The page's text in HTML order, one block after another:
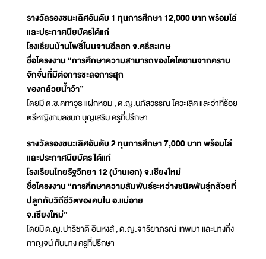
รางวัลรองชนะเลิศอันดับ 1 ทุนการศึกษา 12,000 บาท พร้อมโล่
และประกาศนียบัตรได้แก่
โรงเรียนบ้านโพธิ์โนนจานอีลอก จ.ศรีสะเกษ
ชื่อโครงงาน “การศึกษาความสามารถของไคโตซานจากคราบ
จักจั่นที่มีต่อการชะลอการสุก
ของกล้วยน้ำว้า”
โดยมี ด.ช.คทาวุธ แฝกหอม , ด.ญ.นภัสวรรณ โควะเลิศ และว่าที่ร้อย
ตรีหญิงกมลชนก บุญเสริม ครูที่ปรึกษา
รางวัลรองชนะเลิศอันดับ 2 ทุนการศึกษา 7,000 บาท พร้อมโล่
และประกาศนียบัตร ได้แก่
โรงเรียนไทยรัฐวิทยา 12 (บ้านเอก) จ.เชียงใหม่
ชื่อโครงงาน “การศึกษาความสัมพันธ์ระหว่างชนิดพันธุ์กล้วยที่
ปลูกกับวิถีชีวิตของคนใน อ.แม่อาย
จ.เชียงใหม่”
โดยมี ด.ญ.ปาริชาติ อินหงส์ , ด.ญ.จารียาภรณ์ เทพมา และนางกิ่ง
กาญจน์ กันนาง ครูที่ปรึกษา